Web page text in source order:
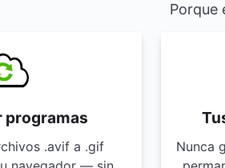
Porque
programas
.avif a .gif
Nunca